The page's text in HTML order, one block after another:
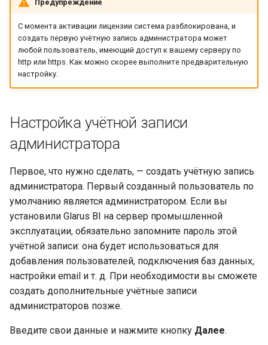
Предупреждение
С момента активации лицензии система разблокирована, и
создать первую учётную запись администратора может
любой пользователь, имеющий доступ к вашему серверу по
http или https. Как можно скорее выполните предварительную
настройку.
Настройка учётной записи
администратора
Первое, что нужно сделать, — создать учётную запись
администратора. Первый созданный пользователь по
умолчанию является администратором. Если вы
установили Glarus BI на сервер промышленной
эксплуатации, обязательно запомните пароль этой
учётной записи: она будет использоваться для
добавления пользователей, подключения баз данных,
настройки email и т. д. При необходимости вы сможете
создать дополнительные учётные записи
администраторов позже.
Введите свои данные и нажмите кнопку Далее.